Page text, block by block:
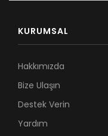
KURUMSAL
Hakkımızda
Bize Ulaşın
Destek Verin
Yardım